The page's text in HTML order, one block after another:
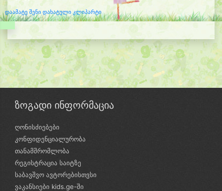
დაამატე შენი დახატული კლიპარტი
ზოგადი ინფორმაცია
ღონისძიებები
კონფიდენციალურობა
თანამშრომლობა
რეგისტრაცია საიტზე
საბავშვო ავტორებისთვსი
ვაკანსიები kids.ge-ში